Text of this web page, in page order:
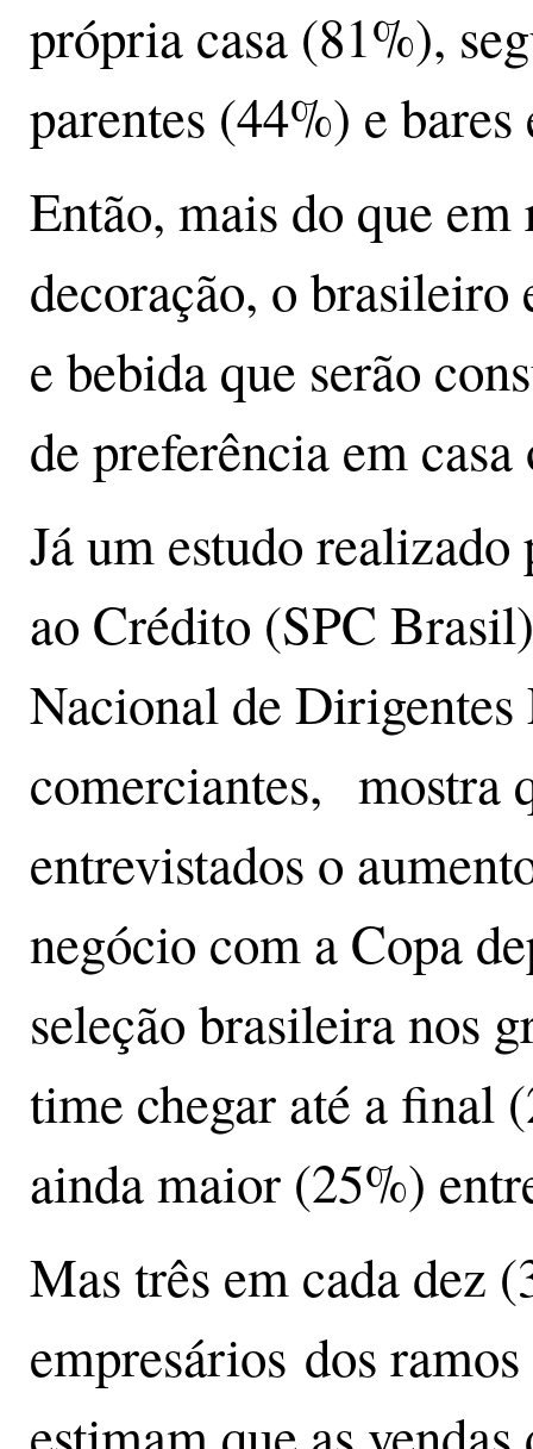
própria casa (81%),
parentes (44%) e
Então, mais do que em
decoração, o brasileiro
e bebida que serão
de preferência em
Já um estudo
ao Crédito (SPC
Nacional de
comerciantes, mostra
entrevistados o
negócio com a Copa
seleção brasileira nos
time chegar até a final
ainda maior (25%)
Mas três em cada dez
empresários dos